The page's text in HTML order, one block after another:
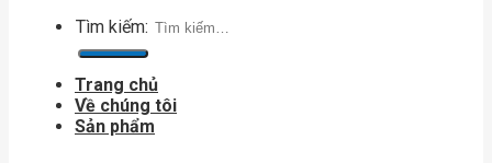
Tìm kiếm:
Trang chủ
Về chúng tôi
Sản phẩm